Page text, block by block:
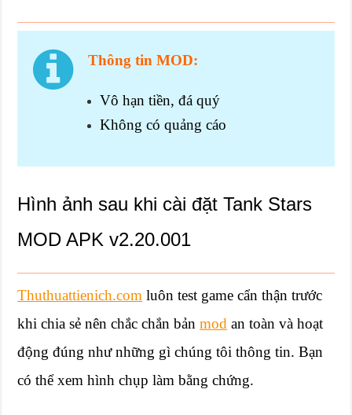
Thông tin MOD:
Vô hạn tiền, đá quý
Không có quảng cáo
Hình ảnh sau khi cài đặt Tank Stars
MOD APK v2.20.001
Thuthuattienich.com luôn test game cẩn thận trước
khi chia sẻ nên chắc chắn bảnmod an toàn và hoạt
động đúng như những gì chúng tôi thông tin. Bạn
có thể xem hình chụp làm bằng chứng.